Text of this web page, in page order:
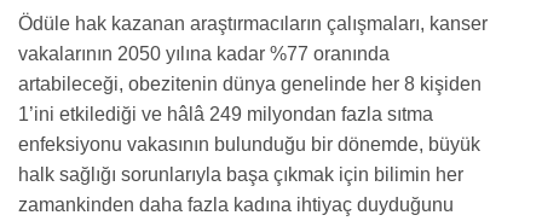
Ödüle hak kazanan araştırmacıların çalışmaları, kanser
vakalarının 2050 yılına kadar %77 oranında
artabileceği, obezitenin dünya genelinde her 8 kişiden
1’ini etkilediği ve hâlâ 249 milyondan fazla sıtma
enfeksiyonu vakasının bulunduğu bir dönemde, büyük
halk sağlığı sorunlarıyla başa çıkmak için bilimin her
zamankinden daha fazla kadına ihtiyaç duyduğunu